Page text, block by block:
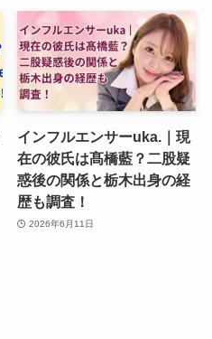
インフルエンサーuka.｜現
在の彼氏は髙橋藍？二股疑
惑後の関係と栃木出身の経
歴も調査！
2026年6月11日